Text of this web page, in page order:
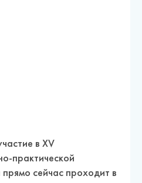
в XV
практической
сейчас проходит в